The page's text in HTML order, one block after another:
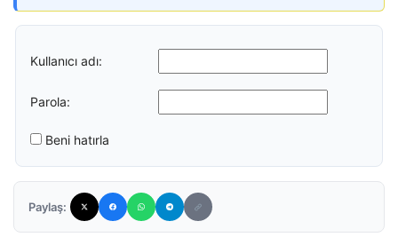
Kullanıcı adı:
Parola:
Beni hatırla
Paylaş: